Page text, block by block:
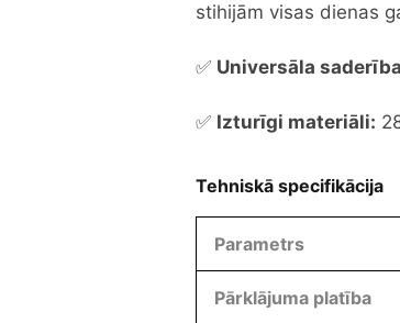
stihijām visas dienas
✅ Universāla
✅ Izturīgi materiāli:
Tehniskā specifikācija
Parametrs
Pārklājuma platība